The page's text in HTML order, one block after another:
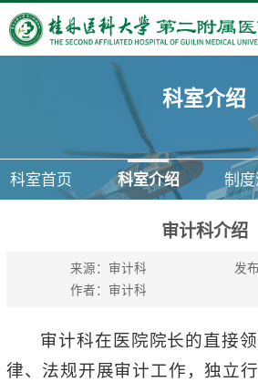
科室介绍
科室首页 科室介绍 制
审计科介绍
来源：审计科
发
作者：审计科
审计科在医院院长的直接
律、法规开展审计工作，独立